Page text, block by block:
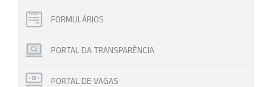
FORMULÁRIOS
PORTAL DA TRANSPARÊNCIA
PORTAL DE VAGAS